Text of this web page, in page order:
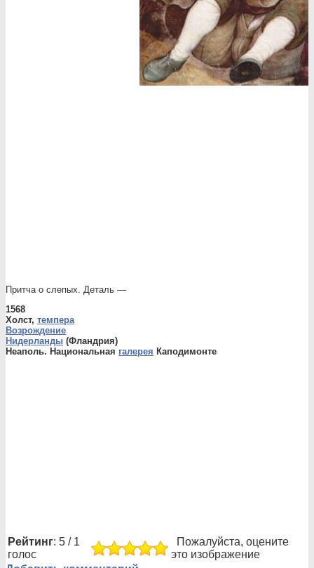
Притча о слепых. Деталь —
1568
Холст, темпера
Возрождение
Нидерланды (Фландрия)
Неаполь. Национальная галерея Каподимонте
Рейтинг: 5 / 1
голос
Пожалуйста, оцените
это изображение